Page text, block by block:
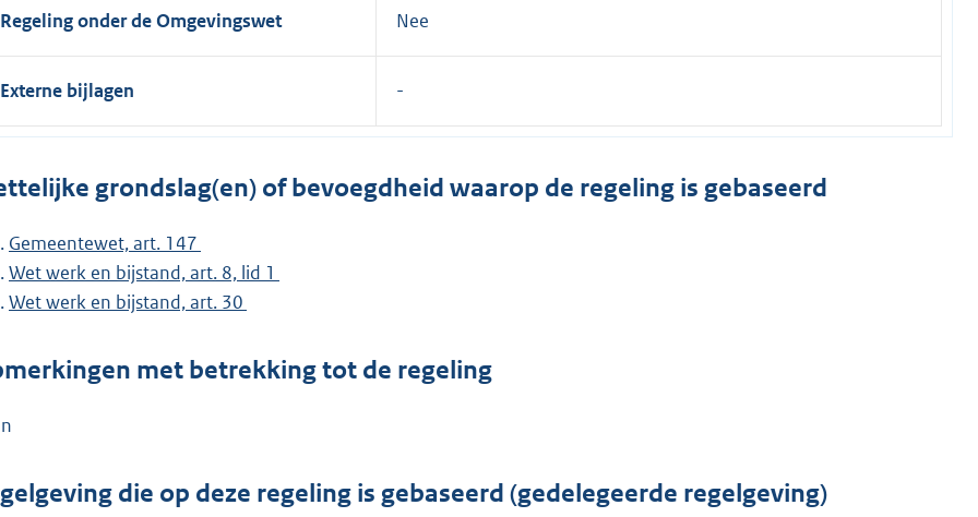
Regeling onder de Omgevingswet Nee
Externe bijlagen
grondslag(en) of bevoegdheid waarop de regeling is gebaseerd
Gemeentewet, art. 147
Wet werk en bijstand, art. 8, lid 1
Wet werk en bijstand, art. 30
met betrekking tot de regeling
die op deze regeling is gebaseerd (gedelegeerde regelgeving)